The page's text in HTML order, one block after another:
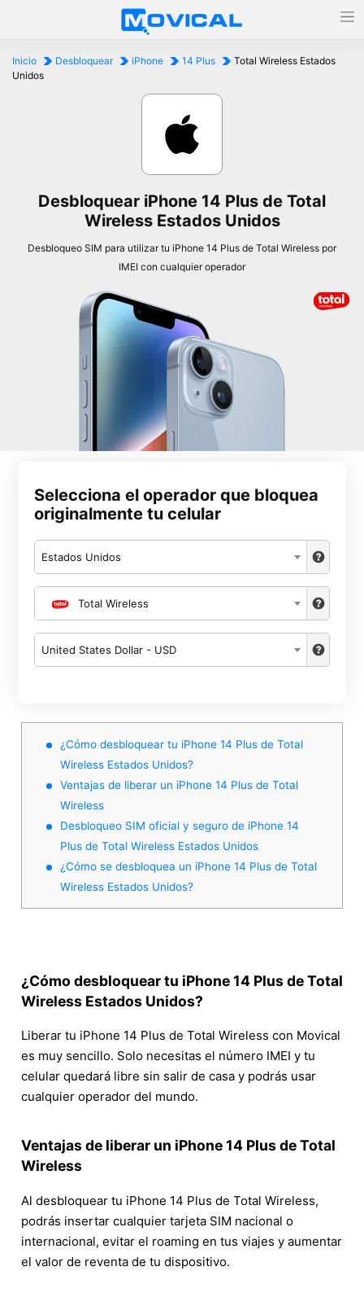
Inicio Desbloquear iPhone 14 Plus
Total Wireless Estados
Unidos
Desbloquear iPhone 14 Plus de Total
Wireless Estados Unidos
Desbloqueo SIM para utilizar tu iPhone 14 Plus de Total Wireless por
IMEI con cualquier operador
Selecciona el operador que bloquea
originalmente tu celular
Estados Unidos
Total Wireless
United States Dollar - USD
¿Cómo desbloquear tu iPhone 14 Plus de Total
Wireless Estados Unidos?
Ventajas de liberar un iPhone 14 Plus de Total
Wireless
Desbloqueo SIM oficial y seguro de iPhone 14
Plus de Total Wireless Estados Unidos
¿Cómo se desbloquea un iPhone 14 Plus de Total
Wireless Estados Unidos?
¿Cómo desbloquear tu iPhone 14 Plus de Total
Wireless Estados Unidos?
Liberar tu iPhone 14 Plus de Total Wireless con Movical
es muy sencillo. Solo necesitas el número IMEI y tu
celular quedará libre sin salir de casa y podrás usar
cualquier operador del mundo.
Ventajas de liberar un iPhone 14 Plus de Total
Wireless
Al desbloquear tu iPhone 14 Plus de Total Wireless,
podrás insertar cualquier tarjeta SIM nacional o
internacional, evitar el roaming en tus viajes y aumentar
el valor de reventa de tu dispositivo.